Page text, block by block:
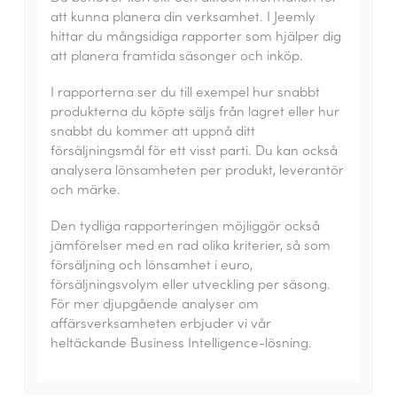
att kunna planera din verksamhet. I Jeemly
hittar du mångsidiga rapporter som hjälper dig
att planera framtida säsonger och inköp.
I rapporterna ser du till exempel hur snabbt
produkterna du köpte säljs från lagret eller hur
snabbt du kommer att uppnå ditt
försäljningsmål för ett visst parti. Du kan också
analysera lönsamheten per produkt, leverantör
och märke.
Den tydliga rapporteringen möjliggör också
jämförelser med en rad olika kriterier, så som
försäljning och lönsamhet i euro,
försäljningsvolym eller utveckling per säsong.
För mer djupgående analyser om
affärsverksamheten erbjuder vi vår
heltäckande Business Intelligence-lösning.